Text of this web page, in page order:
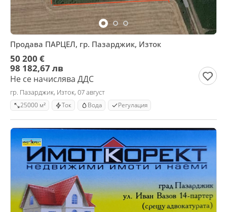
Продава ПАРЦЕЛ, гр. Пазарджик, Изток
50 200 €
98 182,67 лв
Не се начислява ДДС
гр. Пазарджик, Изток, 07 август
25000 м² Ток Вода Регулация